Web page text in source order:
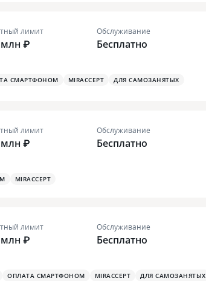
лимит
₽
Обслуживание
Бесплатно
СМАРТФОНОМ MIRACCEPT
ДЛЯ САМОЗАНЯТЫХ
лимит
₽
Обслуживание
Бесплатно
MIRACCEPT
лимит
₽
Обслуживание
Бесплатно
ОПЛАТА СМАРТФОНОМ MIRACCEPT
ДЛЯ САМОЗАНЯТЫХ